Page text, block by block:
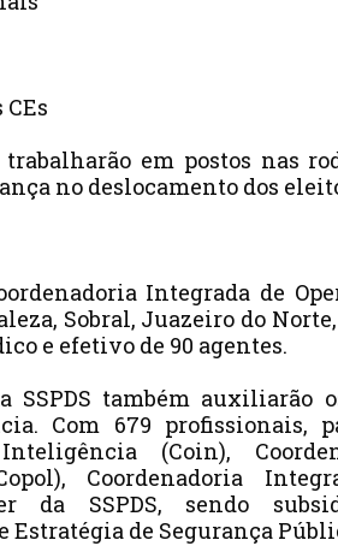
em postos nas
no deslocamento dos
Integrada de
Sobral, Juazeiro do
e efetivo de 90 agentes.
SSPDS também auxiliarão
Com 679 profissionais,
(Coin),
Coordenadoria
da SSPDS, sendo
de Segurança